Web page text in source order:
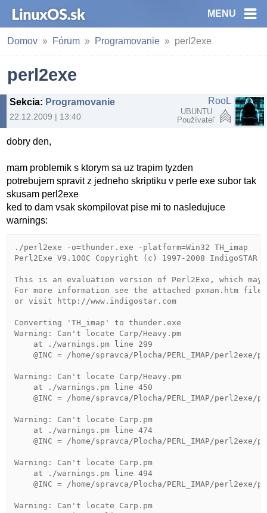
MENU
Domov Fórum Programovanie perl2exe
perl2exe
Sekcia: Programovanie
22.12.2009 | 13:40
RooL
UBUNTU
Používateľ
dobry den,
mam problemik s ktorym sa uz trapim tyzden
potrebujem spravit z jedneho skriptiku v perle exe subor tak
skusam perl2exe
ked to dam vsak skompilovat pise mi to nasledujuce
warnings:
./perl2exe -o=thunder.exe -platform=Win32 TH_imap
Perl2Exe V9.100C Copyright (c) 1997-2008 IndigoSTAR
This is an evaluation version of Perl2Exe, which may
For more information see the attached pxman.htm file,
or visit http://www.indigostar.com
Converting 'TH_imap' to thunder.exe
Warning: Can't locate Carp/Heavy.pm
    at ./warnings.pm line 299
@INC = /home/spravca/Plocha/PERL_IMAP/perl2exe/
Warning: Can't locate Carp/Heavy.pm
    at ./warnings.pm line 450
@INC = /home/spravca/Plocha/PERL_IMAP/perl2exe/
Warning: Can't locate Carp.pm
    at ./warnings.pm line 474
@INC = /home/spravca/Plocha/PERL_IMAP/perl2exe/
Warning: Can't locate Carp.pm
    at ./warnings.pm line 494
@INC = /home/spravca/Plocha/PERL_IMAP/perl2exe/
Warning: Can't locate Carp.pm